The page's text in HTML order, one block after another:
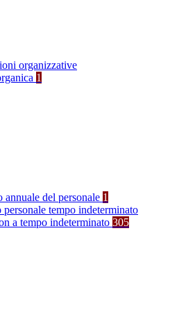
organizzative
1
annuale del personale 1
personale tempo indeterminato
a tempo indeterminato 305